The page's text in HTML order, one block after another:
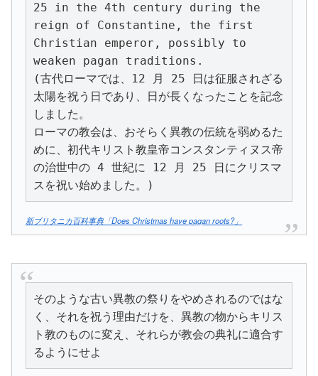
25 in the 4th century during the
reign of Constantine, the first
Christian emperor, possibly to
weaken pagan traditions.
(古代ローマでは、12 月 25 日は征服されざる
太陽を祝う日であり、日が長くなったことを記念
しました。
ローマの教会は、おそらく異教の伝統を弱めるた
めに、初代キリスト教皇帝コンスタンティヌス帝
の治世中の 4 世紀に 12 月 25 日にクリスマ
スを祝い始めました。)
新ブリタニカ百科事典「Does Christmas have pagan roots?」
そのような古い異教の祭りをやめされるのではな
く、それを祝う理由だけを、異教の物からキリス
ト教のものに変え、それらが教会の典礼に適合す
るようにせよ